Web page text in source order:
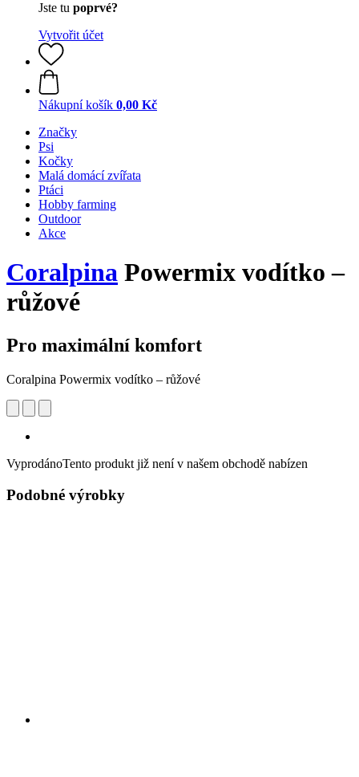
Jste tu poprvé?
Vytvořit účet
Nákupní košík 0,00 Kč
Značky
Psi
Kočky
Malá domácí zvířata
Ptáci
Hobby farming
Outdoor
Akce
Coralpina Powermix vodítko –
růžové
Pro maximální komfort
Coralpina Powermix vodítko – růžové
VyprodánoTento produkt již není v našem obchodě nabízen
Podobné výrobky